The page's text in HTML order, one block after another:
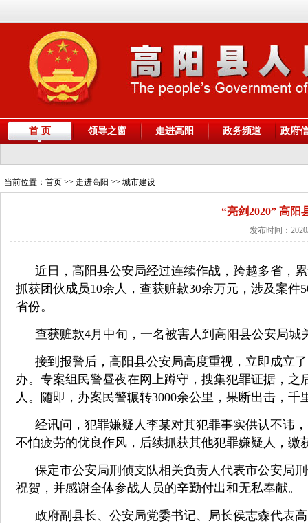
首 页 领导之窗 走进高阳 政务频道 政府
当前位置： 首页 >> 走进高阳 >> 城市建设
“亮剑2020” 高阳
发布时间：
近日，高阳县公安局经过连续作战，跨越多省，
抓获团伙成员10余人，查获赃款30余万元，涉及案件
省份。
查获赃款4月中旬，一名被害人到高阳县公安局
接到报警后，高阳县公安局高度重视，立即成立
办。专案组民警昼夜在网上蹲守，搜集犯罪证据，之
人。随即，办案民警辗转3000余公里，果断出击，千
经讯问，犯罪嫌疑人李某对其犯罪事实供认不讳
不怕疲劳的优良作风，后续抓获其他犯罪嫌疑人，缴
保定市公安局刑侦支队相关负责人代表市公安局
祝贺，并感谢全体参战人员的辛勤付出和无私奉献。
政府副县长、公安局党委书记、局长侯志森代表